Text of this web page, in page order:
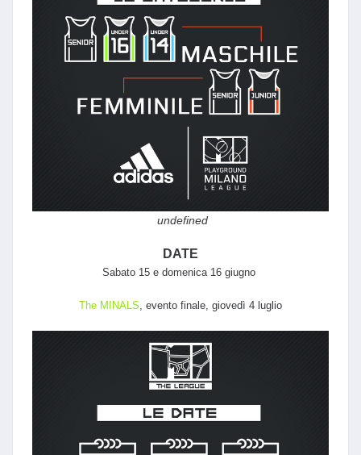
undefined
DATE
Sabato 15 e domenica 16 giugno
The MINALS, evento finale, giovedì 4 luglio